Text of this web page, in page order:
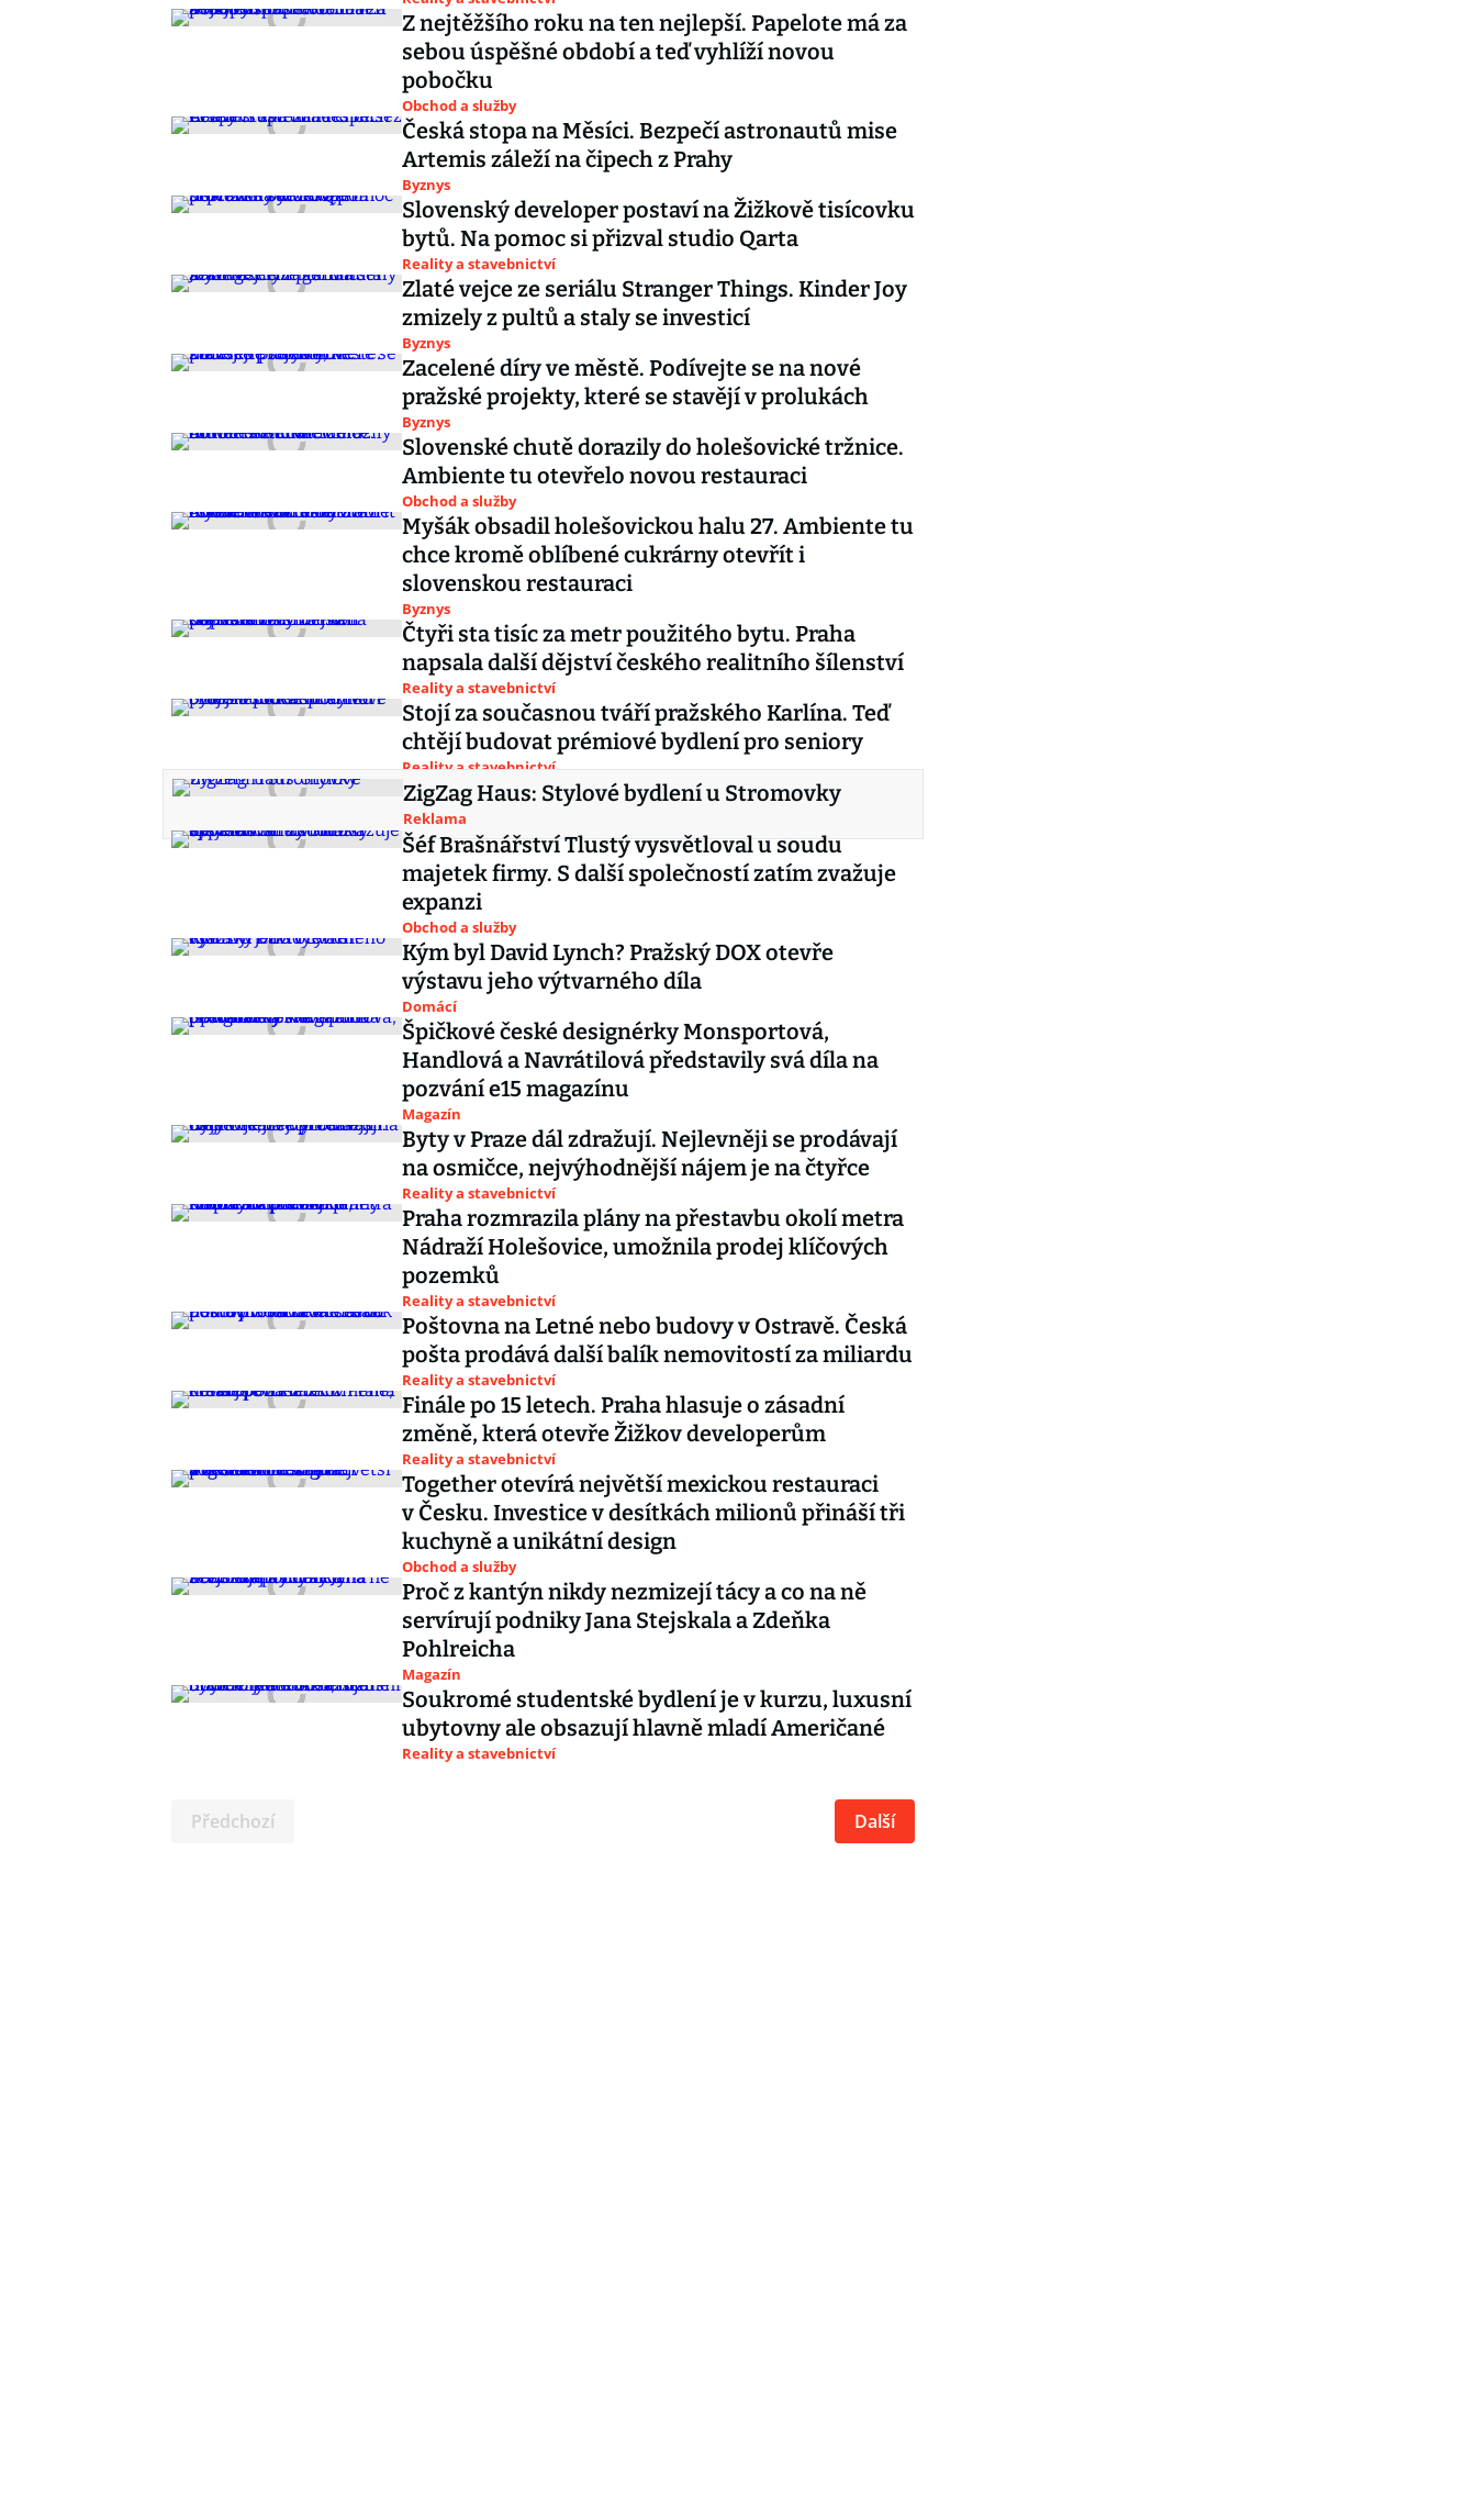
Z nejtěžšího roku na ten nejlepší. Papelote má za
sebou úspěšné období a teď vyhlíží novou
pobočku
Obchod a služby
Česká stopa na Měsíci. Bezpečí astronautů mise
Artemis záleží na čipech z Prahy
Byznys
Slovenský developer postaví na Žižkově tisícovku
bytů. Na pomoc si přizval studio Qarta
Reality a stavebnictví
Zlaté vejce ze seriálu Stranger Things. Kinder Joy
zmizely z pultů a staly se investicí
Byznys
Zacelené díry ve městě. Podívejte se na nové
pražské projekty, které se stavějí v prolukách
Byznys
Slovenské chutě dorazily do holešovické tržnice.
Ambiente tu otevřelo novou restauraci
Obchod a služby
Myšák obsadil holešovickou halu 27. Ambiente tu
chce kromě oblíbené cukrárny otevřít i
slovenskou restauraci
Byznys
Čtyři sta tisíc za metr použitého bytu. Praha
napsala další dějství českého realitního šílenství
Reality a stavebnictví
Stojí za současnou tváří pražského Karlína. Teď
chtějí budovat prémiové bydlení pro seniory
Reality a stavebnictví
ZigZag Haus: Stylové bydlení u Stromovky
Reklama
Šéf Brašnářství Tlustý vysvětloval u soudu
majetek firmy. S další společností zatím zvažuje
expanzi
Obchod a služby
Kým byl David Lynch? Pražský DOX otevře
výstavu jeho výtvarného díla
Domácí
Špičkové české designérky Monsportová,
Handlová a Navrátilová představily svá díla na
pozvání e15 magazínu
Magazín
Byty v Praze dál zdražují. Nejlevněji se prodávají
na osmičce, nejvýhodnější nájem je na čtyřce
Reality a stavebnictví
Praha rozmrazila plány na přestavbu okolí metra
Nádraží Holešovice, umožnila prodej klíčových
pozemků
Reality a stavebnictví
Poštovna na Letné nebo budovy v Ostravě. Česká
pošta prodává další balík nemovitostí za miliardu
Reality a stavebnictví
Finále po 15 letech. Praha hlasuje o zásadní
změně, která otevře Žižkov developerům
Reality a stavebnictví
Together otevírá největší mexickou restauraci
v Česku. Investice v desítkách milionů přináší tři
kuchyně a unikátní design
Obchod a služby
Proč z kantýn nikdy nezmizejí tácy a co na ně
servírují podniky Jana Stejskala a Zdeňka
Pohlreicha
Magazín
Soukromé studentské bydlení je v kurzu, luxusní
ubytovny ale obsazují hlavně mladí Američané
Reality a stavebnictví
Předchozí Další